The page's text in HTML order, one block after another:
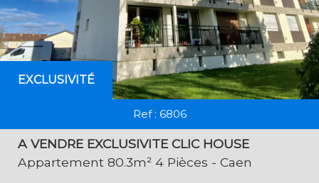
EXCLUSIVITÉ
Ref : 6806
A VENDRE EXCLUSIVITE CLIC HOUSE
Appartement 80.3m² 4 Pièces - Caen